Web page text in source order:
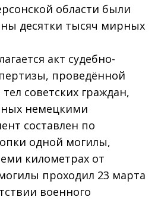
области были
десятки тысяч мирных
акт судебно-
проведённой
советских граждан,
немецкими
составлен по
одной могилы,
километрах от
проходил 23 марта
военного